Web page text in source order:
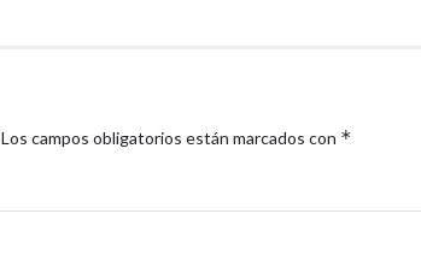
Los campos obligatorios están marcados con *